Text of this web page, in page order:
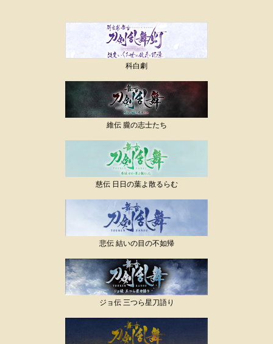
科白劇
維伝 朧の志士たち
慈伝 日日の葉よ散るらむ
悲伝 結いの目の不如帰
ジョ伝 三つら星刀語り